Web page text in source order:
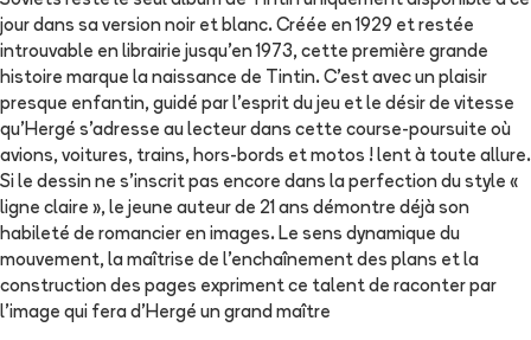
jour dans sa version noir et blanc. Créée en 1929 et restée
introuvable en librairie jusqu'en 1973, cette première grande
histoire marque la naissance de Tintin. C'est avec un plaisir
presque enfantin, guidé par l'esprit du jeu et le désir de vitesse
qu'Hergé s'adresse au lecteur dans cette course-poursuite où
avions, voitures, trains, hors-bords et motos ! lent à toute allure.
Si le dessin ne s'inscrit pas encore dans la perfection du style «
ligne claire », le jeune auteur de 21 ans démontre déjà son
habileté de romancier en images. Le sens dynamique du
mouvement, la maîtrise de l'enchaînement des plans et la
construction des pages expriment ce talent de raconter par
l'image qui fera d'Hergé un grand maître